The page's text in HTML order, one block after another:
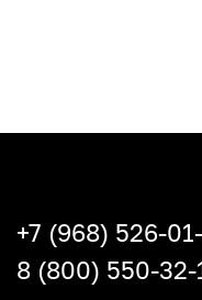
+7 (968) 526-
8 (800) 550-32-